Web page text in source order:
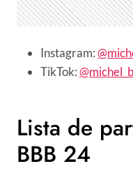
Instagram:
TikTok:
Lista de
BBB 24